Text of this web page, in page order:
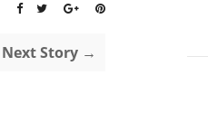
Next Story →